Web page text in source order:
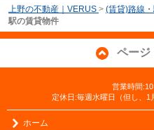
上野の不動産｜VERUS > (賃貸)路線
駅の賃貸物件
ページ
営業時間
定休日:毎週水曜日（但し、
ホーム